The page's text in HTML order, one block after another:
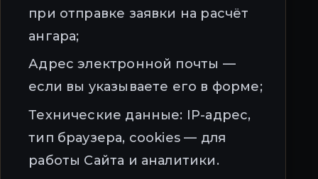
при отправке заявки на расчёт
ангара;
Адрес электронной почты —
если вы указываете его в форме;
Технические данные: IP-адрес,
тип браузера, cookies — для
работы Сайта и аналитики.